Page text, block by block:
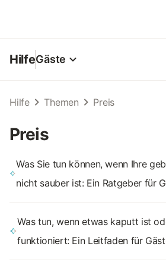
HilfeGäste
Hilfe Themen Preis
Preis
Was Sie tun können, wenn Ihre
nicht sauber ist: Ein Ratgeber für
Was tun, wenn etwas kaputt ist
funktioniert: Ein Leitfaden für